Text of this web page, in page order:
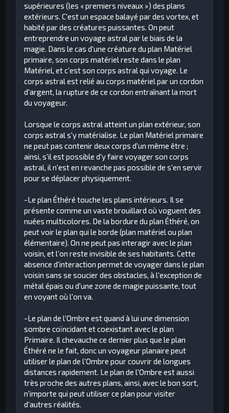
supérieures (les « premiers niveaux ») des plans
extérieurs. C'est un espace balayé par des vortex, et
habité par des créatures puissantes. On peut
entreprendre un voyage astral par le biais de la
magie. Dans le cas d'une créature du plan Matériel
primaire, son corps matériel reste dans le plan
Matériel, et c'est son corps astral qui voyage. Le
corps astral est relié au corps matériel par un cordon
d'argent, la rupture de ce cordon entraînant la mort
du voyageur.
Lorsque le corps astral atteint un plan extérieur, son
corps astral s'y matérialise. Le plan Matériel primaire
ne peut pas contenir deux corps d'un même être ;
ainsi, s'il est possible d'y faire voyager son corps
astral, il n'est en revanche pas possible de s'en servir
pour se déplacer physiquement.
-Le plan Éthéré touche les plans intérieurs. Il se
présente comme un vaste brouillard où voguent des
nuées multicolores. De la bordure du plan Éthéré, on
peut voir le plan qui le borde (plan matériel ou plan
élémentaire). On ne peut pas interagir avec le plan
voisin, et l'on reste invisible de ses habitants. Cette
absence d'interaction permet de voyager dans le plan
voisin sans se soucier des obstacles, à l'exception de
métal épais ou d'une zone de magie puissante, tout
en voyant où l'on va.
-Le plan de l'Ombre est quand à lui une dimension
sombre coïncidant et coexistant avec le plan
Primaire. Il chevauche ce dernier plus que le plan
Éthéré ne le fait, donc un voyageur planaire peut
utiliser le plan de l'Ombre pour couvrir de longues
distances rapidement. Le plan de l'Ombre est aussi
très proche des autres plans, ainsi, avec le bon sort,
n'importe qui peut utiliser ce plan pour visiter
d'autres réalités.